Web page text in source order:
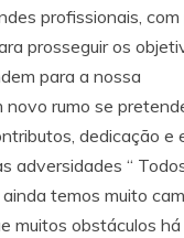
profissionais, com
prosseguir os
para a nossa
novo rumo se
dedicação e
adversidades “
temos muito
muitos obstáculos